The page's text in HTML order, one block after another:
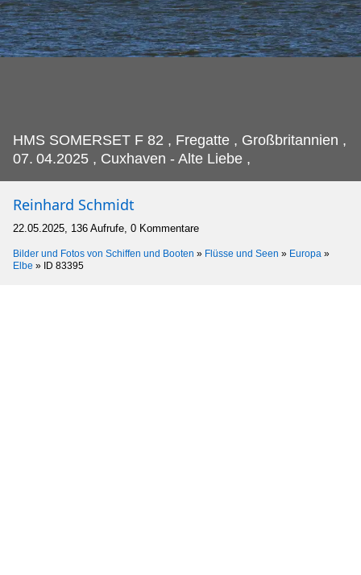
HMS SOMERSET F 82 , Fregatte , Großbritannien ,
07. 04.2025 , Cuxhaven - Alte Liebe ,
Reinhard Schmidt
22.05.2025, 136 Aufrufe, 0 Kommentare
Bilder und Fotos von Schiffen und Booten » Flüsse und Seen » Europa »
Elbe » ID 83395